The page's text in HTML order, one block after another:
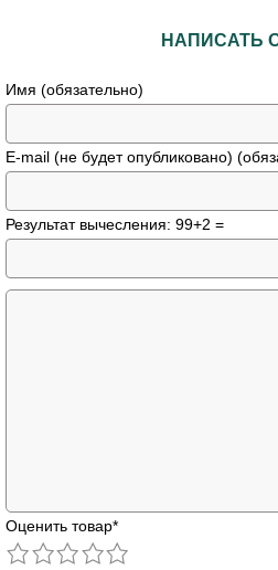
НАПИСАТЬ
Имя (обязательно)
E-mail (не будет опубликовано)
Результат вычесления: 99+2 =
Оценить товар*